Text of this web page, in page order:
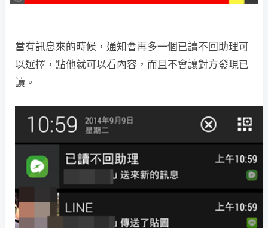
當有訊息來的時候，通知會再多一個已讀不回助理可
以選擇，點他就可以看內容，而且不會讓對方發現已
讀。